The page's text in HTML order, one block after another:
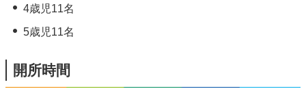
4歳児11名
5歳児11名
開所時間